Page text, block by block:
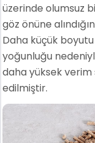
üzerinde olumsuz
göz önüne
Daha küçük
yoğunluğu
daha yüksek
edilmiştir.